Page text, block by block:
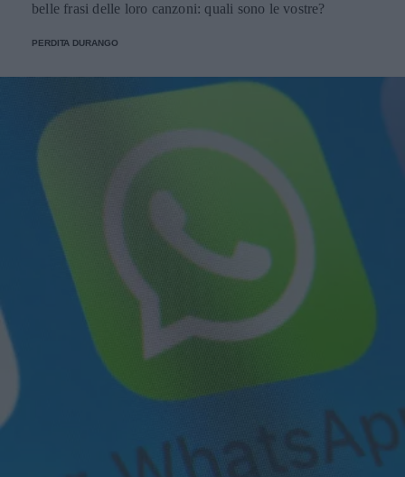
belle frasi delle loro canzoni: quali sono le vostre?
PERDITA DURANGO